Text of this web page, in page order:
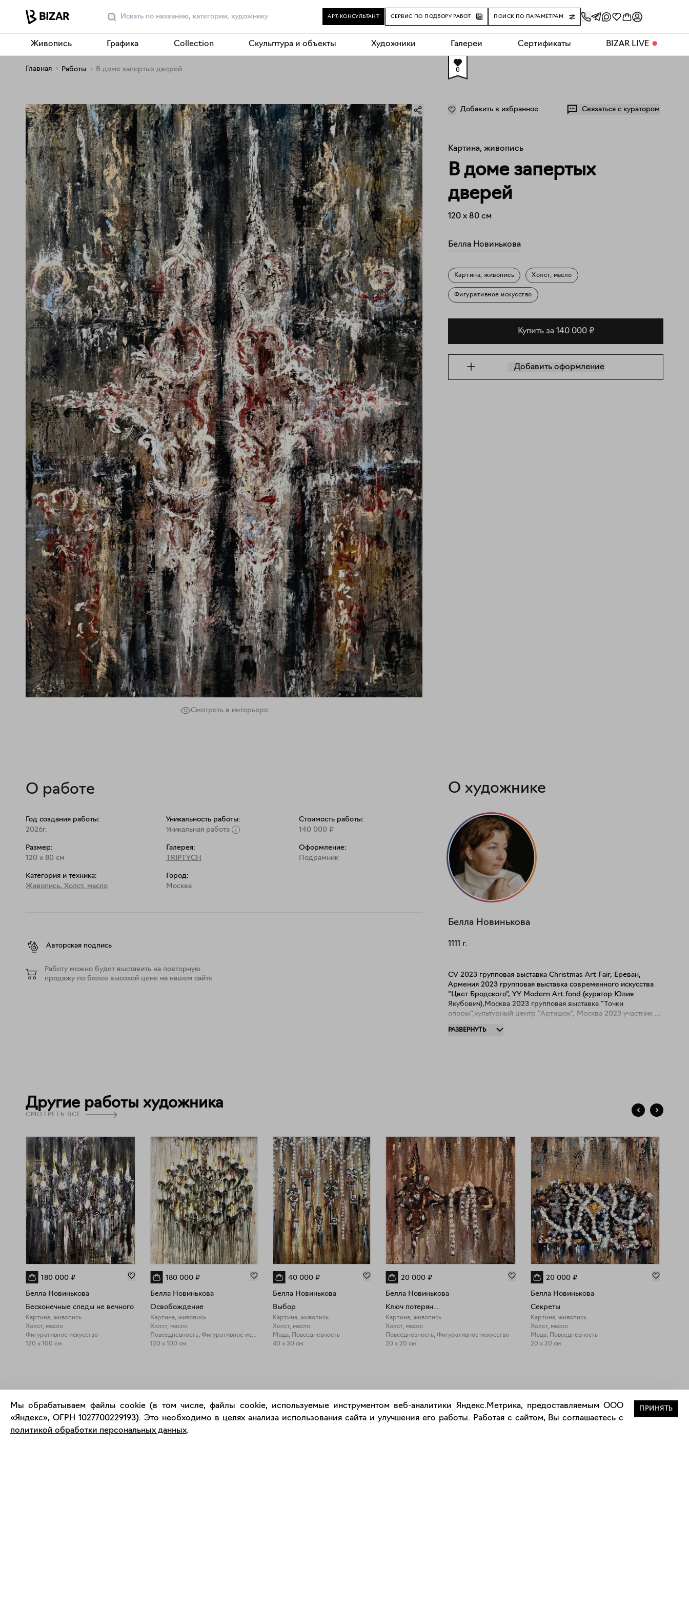
АРТ-КОНСУЛЬТАНТ СЕРВИС ПО ПОДБОРУ РАБОТ ПОИСК ПО ПАРАМЕТРАМ
Живопись Графика Collection Скульптура и объекты Художники Галереи Сертификаты BIZAR LIVE ⬤
Главная Работы В доме запертых дверей
Смотреть в интерьере
0
Добавить в избранное Связаться с куратором
Картина, живопись
В доме запертых
дверей
120 x 80 см
Белла Новинькова
Картина, живопись Холст, масло
Фигуративное искусство
Купить за 140 000 ₽
Добавить оформление
О работе
Год создания работы:
2026г.
Размер:
120 x 80 см
Категория и техника:
Живопись, Холст, масло
Уникальность работы:
Уникальная работа
Галерея:
TRIPTYCH
Город:
Москва
Стоимость работы:
140 000 ₽
Оформление:
Подрамник
Авторская подпись
Работу можно будет выставить на повторную
продажу по более высокой цене на нашем сайте
О художнике
Белла Новинькова
1111 г.
CV 2023 групповая выставка Christmas Art Fair, Ереван,
Армения 2023 групповая выставка современного искусства
"Цвет Бродского", YY Modern Art fond (куратор Юлия
Якубович),Москва 2023 групповая выставка "Точки
опоры",культурный центр "Артишок", Москва 2023 участник и
групповая выставка "Старое и Новое", Квартира S
РАЗВЕРНУТЬ
Другие работы художника
СМОТРЕТЬ ВСЕ
180 000 ₽
Белла Новинькова
Бесконечные следы не вечного
Картина, живопись
Холст, масло
Фигуративное искусство
120 x 100 см
180 000 ₽
Белла Новинькова
Освобождение
Картина, живопись
Холст, масло
Повседневность, Фигуративное искусство
120 x 100 см
40 000 ₽
Белла Новинькова
Выбор
Картина, живопись
Холст, масло
Мода, Повседневность
40 x 30 см
20 000 ₽
Белла Новинькова
Ключ потерян…
Картина, живопись
Холст, масло
Повседневность, Фигуративное искусство
20 x 20 см
20 000 ₽
Белла Новинькова
Секреты
Картина, живопись
Холст, масло
Мода, Повседневность
20 x 20 см
Современное искусство
онлайн
РАЗМЕСТИТЬ РАБОТУ
Мы обрабатываем файлы cookie (в том числе, файлы cookie, используемые инструментом веб-аналитики Яндекс.Метрика, предоставляемым ООО
«Яндекс», ОГРН 1027700229193). Это необходимо в целях анализа использования сайта и улучшения его работы. Работая с сайтом, Вы соглашаетесь с
политикой обработки персональных данных.
ПРИНЯТЬ